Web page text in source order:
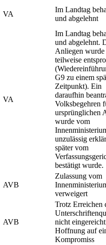
VA
Im Landtag
und abgelehnt
VA
Im Landtag
und abgelehnt.
Anliegen wurde
teilweise
G9 zu einem
Zeitpunkt). Ein
daraufhin
Volksbegehren
ursprünglichen
wurde vom
unzulässig
später vom
bestätigt wurde.
AVB
Zulassung vom
verweigert
AVB
Trotz Erreichen
nicht
Hoffnung auf
Kompromiss